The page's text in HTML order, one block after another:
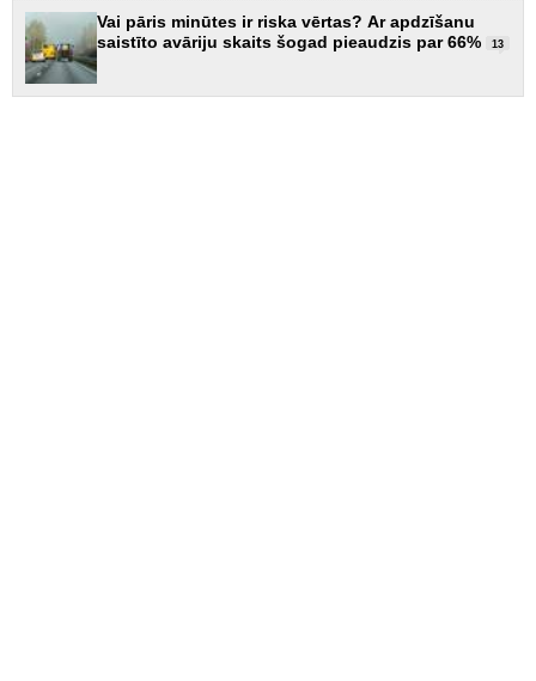
Vai pāris minūtes ir riska vērtas? Ar apdzīšanu
saistīto avāriju skaits šogad pieaudzis par 66%
13